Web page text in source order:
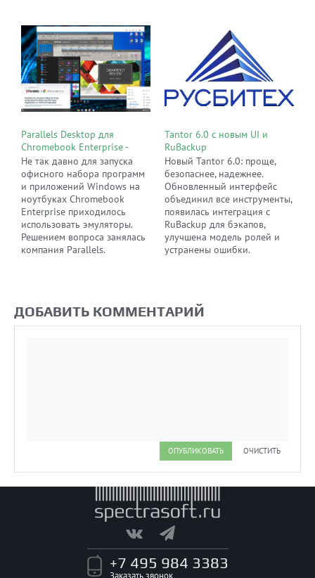
Parallels Desktop для
Chromebook Enterprise -
полноценная интеграция
Windows в рабочую среду
Google
Не так давно для запуска
офисного набора программ
и приложений Windows на
ноутбуках Chromebook
Enterprise приходилось
использовать эмуляторы.
Решением вопроса занялась
компания Parallels.
Tantor 6.0 с новым UI и
RuBackup
Новый Tantor 6.0: проще,
безопаснее, надежнее.
Обновленный интерфейс
объединил все инструменты,
появилась интеграция с
RuBackup для бэкапов,
улучшена модель ролей и
устранены ошибки.
ДОБАВИТЬ КОММЕНТАРИЙ
ОПУБЛИКОВАТЬ ОЧИСТИТЬ
+7 495 984 3383